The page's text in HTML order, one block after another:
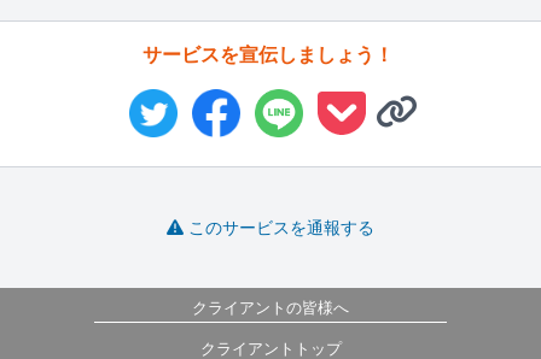
サービスを宣伝しましょう！
このサービスを通報する
クライアントの皆様へ
クライアントトップ